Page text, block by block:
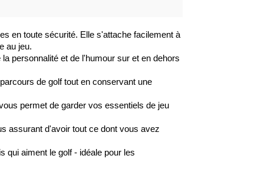
en toute sécurité. Elle s'attache facilement à
au jeu.
personnalité et de l'humour sur et en dehors
de golf tout en conservant une
permet de garder vos essentiels de jeu
assurant d'avoir tout ce dont vous avez
qui aiment le golf - idéale pour les